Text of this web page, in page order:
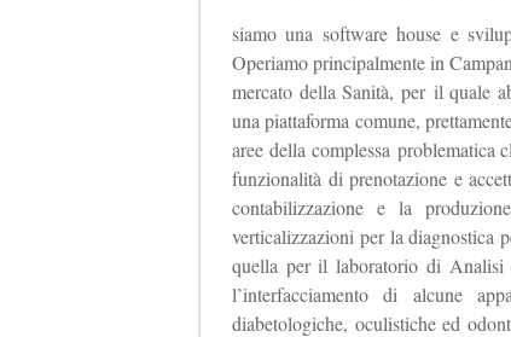
siamo una software house e
Operiamo principalmente in
mercato della Sanità, per il quale
una piattaforma comune,
aree della complessa
funzionalità di prenotazione e
contabilizzazione e la
verticalizzazioni per la diagnostica
quella per il laboratorio di Analisi
l’interfacciamento di alcune
diabetologiche, oculistiche ed